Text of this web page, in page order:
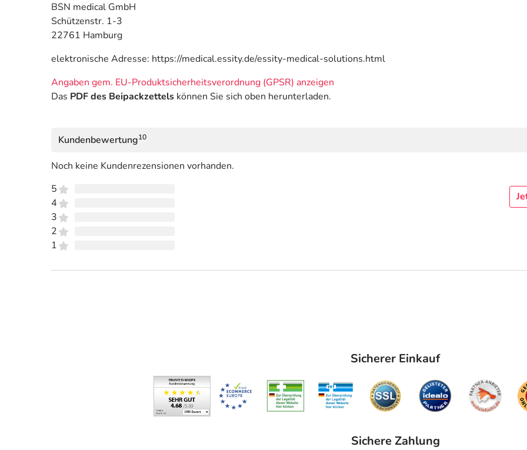
BSN medical GmbH
Schützenstr. 1-3
22761 Hamburg
elektronische Adresse: https://medical.essity.de/essity-medical-solutions.html
Angaben gem. EU-Produktsicherheitsverordnung (GPSR) anzeigen
Das PDF des Beipackzettels können Sie sich oben herunterladen.
Kundenbewertung10
Noch keine Kundenrezensionen vorhanden.
5
4
3
2
1
Sicherer Einkauf
Sichere Zahlung